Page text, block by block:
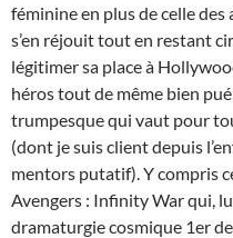
féminine en plus de celle
s’en réjouit tout en restant
légitimer sa place à
héros tout de même bien
trumpesque qui vaut pour
(dont je suis client depuis
mentors putatif). Y compris
Avengers : Infinity War qui,
dramaturgie cosmique 1er